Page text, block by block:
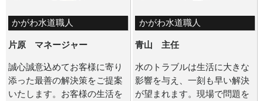
かがわ水道職人
片原 マネージャー
誠心誠意込めてお客様に寄り
添った最善の解決策をご提案
いたします。お客様の生活を
かがわ水道職人
青山 主任
水のトラブルは生活に大きな
影響を与え、一刻も早い解決
が望まれます。現場で問題を